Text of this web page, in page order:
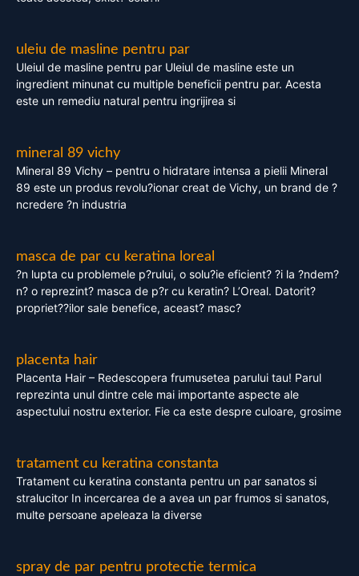
uleiu de masline pentru par
Uleiul de masline pentru par Uleiul de masline este un
ingredient minunat cu multiple beneficii pentru par. Acesta
este un remediu natural pentru ingrijirea si
mineral 89 vichy
Mineral 89 Vichy – pentru o hidratare intensa a pielii Mineral
89 este un produs revolu?ionar creat de Vichy, un brand de ?
ncredere ?n industria
masca de par cu keratina loreal
?n lupta cu problemele p?rului, o solu?ie eficient? ?i la ?ndem?
n? o reprezint? masca de p?r cu keratin? L’Oreal. Datorit?
propriet??ilor sale benefice, aceast? masc?
placenta hair
Placenta Hair – Redescopera frumusetea parului tau! Parul
reprezinta unul dintre cele mai importante aspecte ale
aspectului nostru exterior. Fie ca este despre culoare, grosime
tratament cu keratina constanta
Tratament cu keratina constanta pentru un par sanatos si
stralucitor In incercarea de a avea un par frumos si sanatos,
multe persoane apeleaza la diverse
spray de par pentru protectie termica